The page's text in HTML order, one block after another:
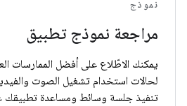
نموذج
مراجعة نموذج تطبيق
يمكنك الاطّلاع على أفضل الممارسات
لحالات استخدام تشغيل الصوت
تنفيذ جلسة وسائط ومساعدة تطبيقك